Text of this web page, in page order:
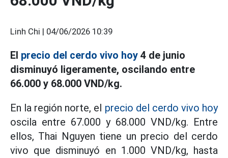
Linh Chi | 04/06/2026 10:39
El precio del cerdo vivo hoy 4 de junio
disminuyó ligeramente, oscilando entre
66.000 y 68.000 VND/kg.
En la región norte, el precio del cerdo vivo hoy
oscila entre 67.000 y 68.000 VND/kg. Entre
ellos, Thai Nguyen tiene un precio del cerdo
vivo que disminuyó en 1.000 VND/kg, hasta